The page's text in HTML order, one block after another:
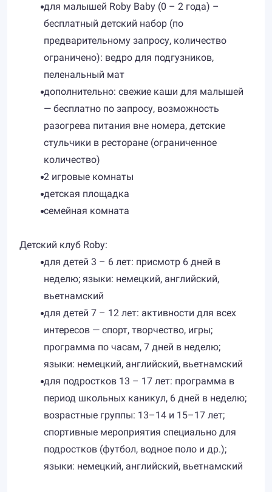
для малышей Roby Baby (0 – 2 года) –
бесплатный детский набор (по
предварительному запросу, количество
ограничено): ведро для подгузников,
пеленальный мат
дополнительно: свежие каши для малышей
— бесплатно по запросу, возможность
разогрева питания вне номера, детские
стульчики в ресторане (ограниченное
количество)
2 игровые комнаты
детская площадка
семейная комната
Детский клуб Roby:
для детей 3 – 6 лет: присмотр 6 дней в
неделю; языки: немецкий, английский,
вьетнамский
для детей 7 – 12 лет: активности для всех
интересов — спорт, творчество, игры;
программа по часам, 7 дней в неделю;
языки: немецкий, английский, вьетнамский
для подростков 13 – 17 лет: программа в
период школьных каникул, 6 дней в неделю;
возрастные группы: 13–14 и 15–17 лет;
спортивные мероприятия специально для
подростков (футбол, водное поло и др.);
языки: немецкий, английский, вьетнамский